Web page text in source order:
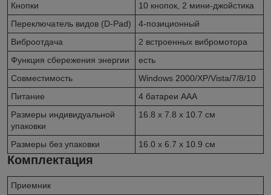
Кнопки
10 кнопок, 2 мини-джойстика
Переключатель видов (D-Pad)
4-позиционный
Виброотдача
2 встроенных вибромотора
Функция сбережения энергии
есть
Совместимость
Windows 2000/XP/Vista/7/8/10
Питание
4 батареи ААА
Размеры индивидуальной
упаковки
16.8 x 7.8 x 10.7 см
Размеры без упаковки 16.0 x 6.7 x 10.9 см
Комплектация
Приемник